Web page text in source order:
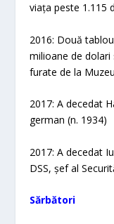
viața peste 1.115
2016: Două
milioane de
furate de la
2017: A decedat
german (n. 1934)
2017: A decedat
DSS, șef al
Sărbători